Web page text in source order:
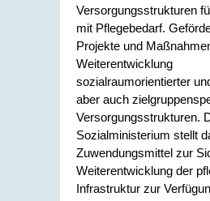
Versorgungsstrukturen
mit Pflegebedarf.
Projekte und
Weiterentwicklung
sozialraumorientierter
aber auch
Versorgungsstrukturen.
Sozialministerium stellt
Zuwendungsmittel zur
Weiterentwicklung der
Infrastruktur zur